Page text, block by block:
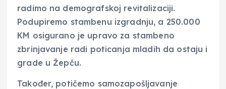
radimo na demografskoj revitalizaciji.
Podupiremo stambenu izgradnju, a 250.000
KM osigurano je upravo za stambeno
zbrinjavanje radi poticanja mladih da ostaju i
grade u Žepču.
Također, potičemo samozapošljavanje